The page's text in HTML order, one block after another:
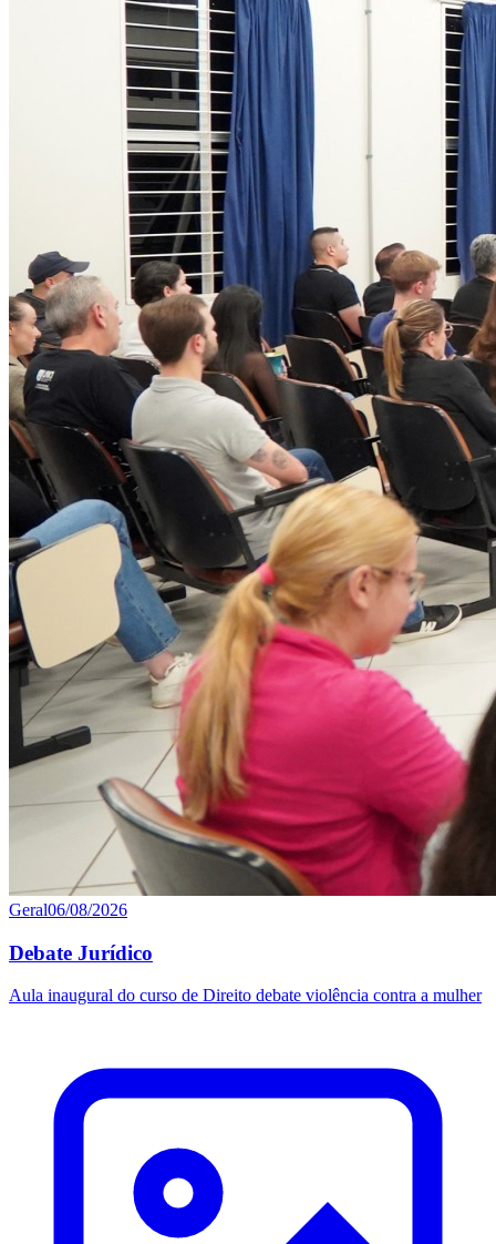
Geral06/08/2026
Debate Jurídico
Aula inaugural do curso de Direito debate violência contra a mulher